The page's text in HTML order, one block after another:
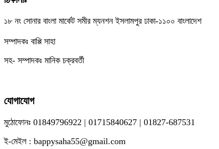
১৮ নং সোনার বাংলা মার্কেট সমীর ম্যনশন ইসলামপুর ঢাকা-১১০০ বাংলাদেশ
সম্পাদকঃ বাপ্পি সাহা
সহ- সম্পাদকঃ মানিক চক্রবর্তী
যোগাযোগ
মুঠোফোনঃ 01849796922 | 01715840627 | 01827-687531
ই-মেইল : bappysaha55@gmail.com